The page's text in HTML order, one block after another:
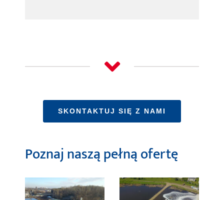
SKONTAKTUJ SIĘ Z NAMI
Poznaj naszą pełną ofertę